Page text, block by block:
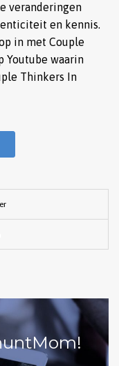
veranderingen
en kennis.
in met Couple
Youtube waarin
Thinkers In